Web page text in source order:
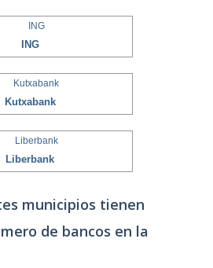
ING
Kutxabank
Liberbank
municipios tienen
de bancos en la